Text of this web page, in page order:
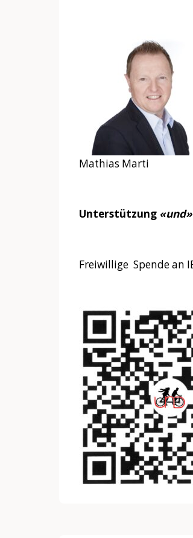
Mathias Marti
Unterstützung «und»
Freiwillige Spende an